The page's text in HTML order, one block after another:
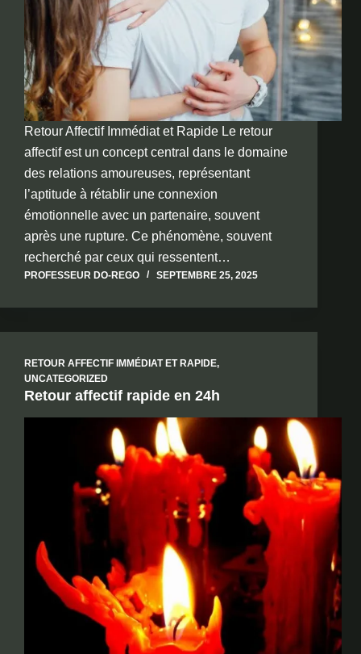
Retour Affectif Immédiat et Rapide Le retour
affectif est un concept central dans le domaine
des relations amoureuses, représentant
l’aptitude à rétablir une connexion
émotionnelle avec un partenaire, souvent
après une rupture. Ce phénomène, souvent
recherché par ceux qui ressentent…
PROFESSEUR DO-REGO SEPTEMBRE 25, 2025
RETOUR AFFECTIF IMMÉDIAT ET RAPIDE,
UNCATEGORIZED
Retour affectif rapide en 24h